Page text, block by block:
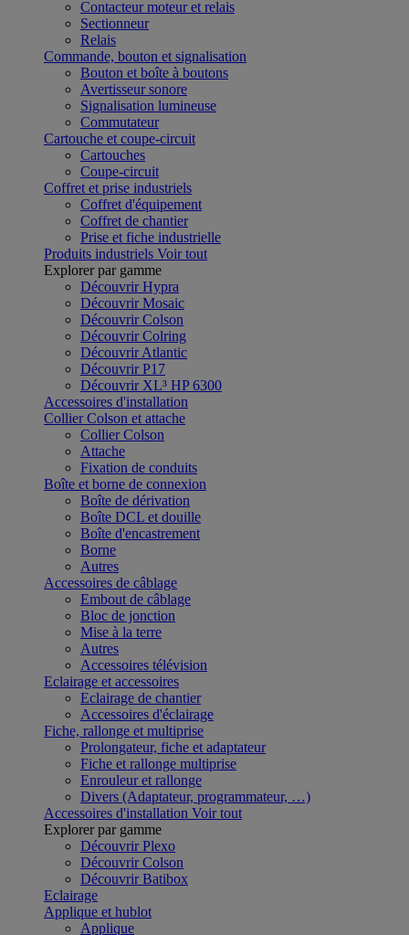
Contacteur moteur et relais
Sectionneur
Relais
Commande, bouton et signalisation
Bouton et boîte à boutons
Avertisseur sonore
Signalisation lumineuse
Commutateur
Cartouche et coupe-circuit
Cartouches
Coupe-circuit
Coffret et prise industriels
Coffret d'équipement
Coffret de chantier
Prise et fiche industrielle
Produits industriels Voir tout
Explorer par gamme
Découvrir Hypra
Découvrir Mosaic
Découvrir Colson
Découvrir Colring
Découvrir Atlantic
Découvrir P17
Découvrir XL³ HP 6300
Accessoires d'installation
Collier Colson et attache
Collier Colson
Attache
Fixation de conduits
Boîte et borne de connexion
Boîte de dérivation
Boîte DCL et douille
Boîte d'encastrement
Borne
Autres
Accessoires de câblage
Embout de câblage
Bloc de jonction
Mise à la terre
Autres
Accessoires télévision
Eclairage et accessoires
Eclairage de chantier
Accessoires d'éclairage
Fiche, rallonge et multiprise
Prolongateur, fiche et adaptateur
Fiche et rallonge multiprise
Enrouleur et rallonge
Divers (Adaptateur, programmateur, …)
Accessoires d'installation Voir tout
Explorer par gamme
Découvrir Plexo
Découvrir Colson
Découvrir Batibox
Eclairage
Applique et hublot
Applique